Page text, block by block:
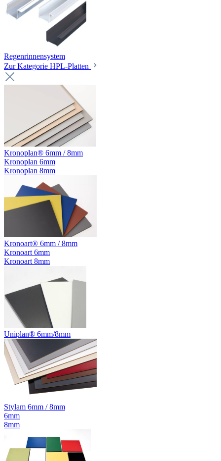
Regenrinnensystem
Zur Kategorie HPL-Platten
Kronoplan® 6mm / 8mm
Kronoplan 6mm
Kronoplan 8mm
Kronoart® 6mm / 8mm
Kronoart 6mm
Kronoart 8mm
Uniplan® 6mm/8mm
Stylam 6mm / 8mm
6mm
8mm